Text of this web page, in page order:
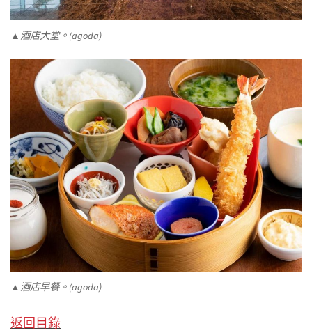
▲酒店大堂。(agoda)
▲酒店早餐。(agoda)
返回目錄